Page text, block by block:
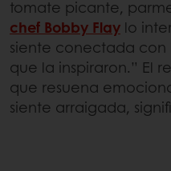
tomate picante,
chef Bobby Flay lo
siente conectada con
que la inspiraron.” El
que resuena
siente arraigada,